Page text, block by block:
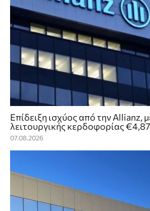
Επίδειξη ισχύος από την Allianz,
λειτουργικής κερδοφορίας
07.08.2026